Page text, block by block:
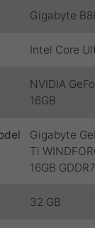
Gigabyte
Intel Core
NVIDIA
16GB
Gigabyte
Ti
16GB GDDR7
32 GB